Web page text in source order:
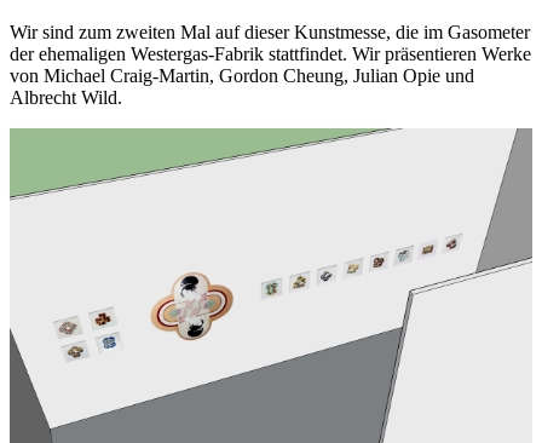
Wir sind zum zweiten Mal auf dieser Kunstmesse, die im Gasometer
der ehemaligen Westergas-Fabrik stattfindet. Wir präsentieren Werke
von Michael Craig-Martin, Gordon Cheung, Julian Opie und
Albrecht Wild.